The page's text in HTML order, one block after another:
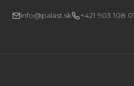
info@palast.sk +421 903 108